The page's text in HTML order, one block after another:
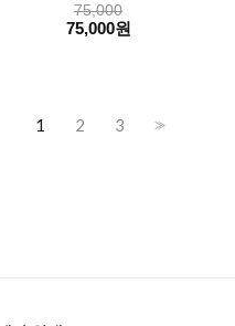
75,000
75,000원
1 2 3 >>